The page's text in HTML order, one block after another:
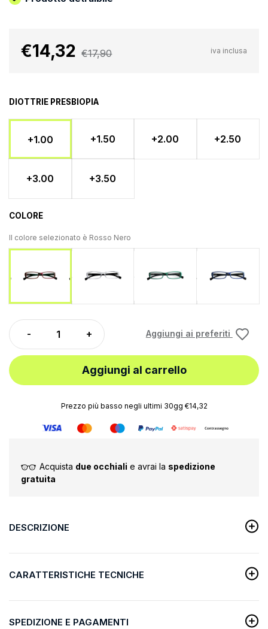
€14,32 €17,90 iva inclusa
DIOTTRIE PRESBIOPIA
+1.00 +1.50 +2.00 +2.50
+3.00 +3.50
COLORE
Il colore selezionato è Rosso Nero
Aggiungi ai preferiti
Aggiungi al carrello
Prezzo più basso negli ultimi 30gg €14,32
Acquista due occhiali e avrai la spedizione
gratuita
DESCRIZIONE
CARATTERISTICHE TECNICHE
SPEDIZIONE E PAGAMENTI